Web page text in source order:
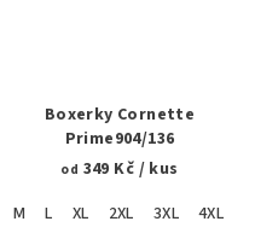
Boxerky Cornette
Prime904/136
od 349 Kč / kus
M
L XL 2XL 3XL 4XL